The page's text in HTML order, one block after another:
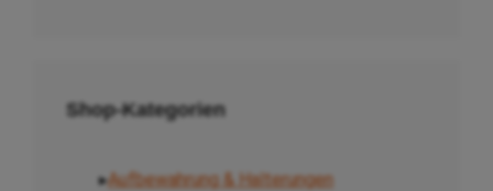
Shop-Kategorien
▸Aufbewahrung & Halterungen